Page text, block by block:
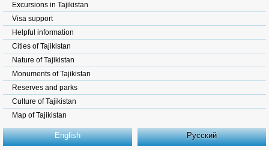
Excursions in Tajikistan
Visa support
Helpful information
Cities of Tajikistan
Nature of Tajikistan
Monuments of Tajikistan
Reserves and parks
Culture of Tajikistan
Map of Tajikistan
English Русский